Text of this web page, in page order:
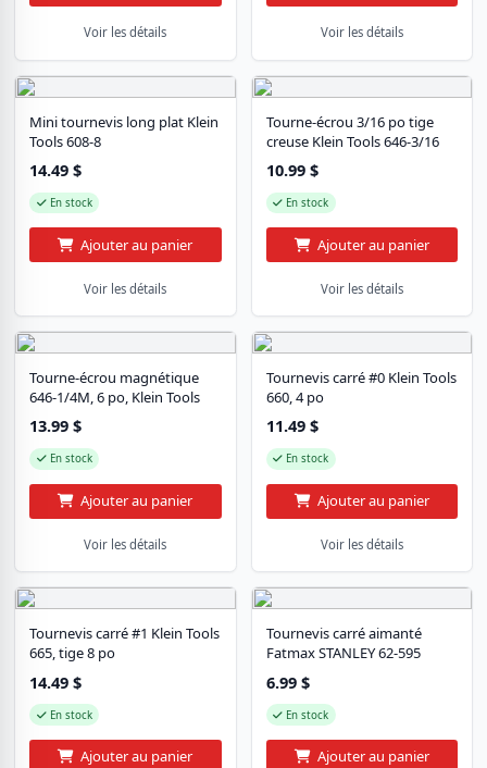
Voir les détails Voir les détails
Mini tournevis long plat Klein
Tools 608-8
14.49 $
En stock
Ajouter au panier
Voir les détails
Tourne-écrou 3/16 po tige
creuse Klein Tools 646-3/16
10.99 $
En stock
Ajouter au panier
Voir les détails
Tourne-écrou magnétique
646-1/4M, 6 po, Klein Tools
13.99 $
En stock
Ajouter au panier
Voir les détails
Tournevis carré #0 Klein Tools
660, 4 po
11.49 $
En stock
Ajouter au panier
Voir les détails
Tournevis carré #1 Klein Tools
665, tige 8 po
14.49 $
En stock
Ajouter au panier
Tournevis carré aimanté
Fatmax STANLEY 62-595
6.99 $
En stock
Ajouter au panier